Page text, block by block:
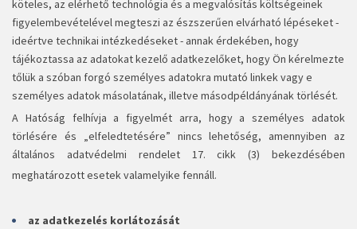
köteles, az elérhető technológia és a megvalósítás költségeinek
figyelembevételével megteszi az észszerűen elvárható lépéseket -
ideértve technikai intézkedéseket - annak érdekében, hogy
tájékoztassa az adatokat kezelő adatkezelőket, hogy Ön kérelmezte
tőlük a szóban forgó személyes adatokra mutató linkek vagy e
személyes adatok másolatának, illetve másodpéldányának törlését.
A Hatóság felhívja a figyelmét arra, hogy a személyes adatok
törlésére és „elfeledtetésére” nincs lehetőség, amennyiben az
általános adatvédelmi rendelet 17. cikk (3) bekezdésében
meghatározott esetek valamelyike fennáll.
az adatkezelés korlátozását